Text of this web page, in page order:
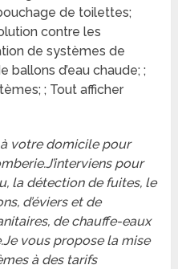
de toilettes;
contre les
de systèmes de
ballons d’eau chaude; ;
; Tout afficher
votre domicile pour
pour
la détection de fuites, le
d’éviers et de
de chauffe-eaux
vous propose la mise
à des tarifs